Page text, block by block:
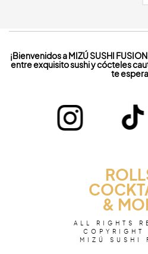
¡Bienvenidos a MIZÚ SUSHI
entre exquisito sushi y cócteles
te
&
ALL RIGHTS
MIZÚ SUSHI